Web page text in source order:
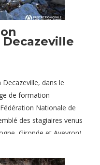
Decazeville, dans le
de formation
Nationale de
des stagiaires venus
Gironde et Aveyron).
en recherche et